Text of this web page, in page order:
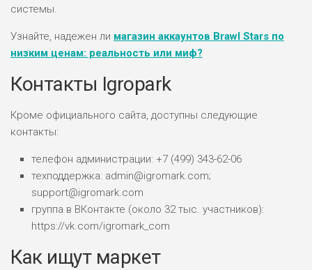
системы.
Узнайте, надежен ли магазин аккаунтов Brawl Stars по
низким ценам: реальность или миф?
Контакты Igropark
Кроме официального сайта, доступны следующие
контакты:
телефон администрации: +7 (499) 343-62-06
техподдержка: admin@igromark.com;
support@igromark.com
группа в ВКонтакте (около 32 тыс. участников):
https://vk.com/igromark_com
Как ищут маркет